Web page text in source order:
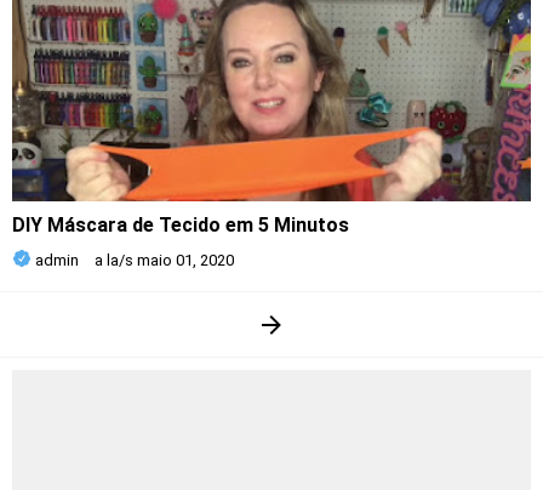
DIY Máscara de Tecido em 5 Minutos
admin a la/s maio 01, 2020